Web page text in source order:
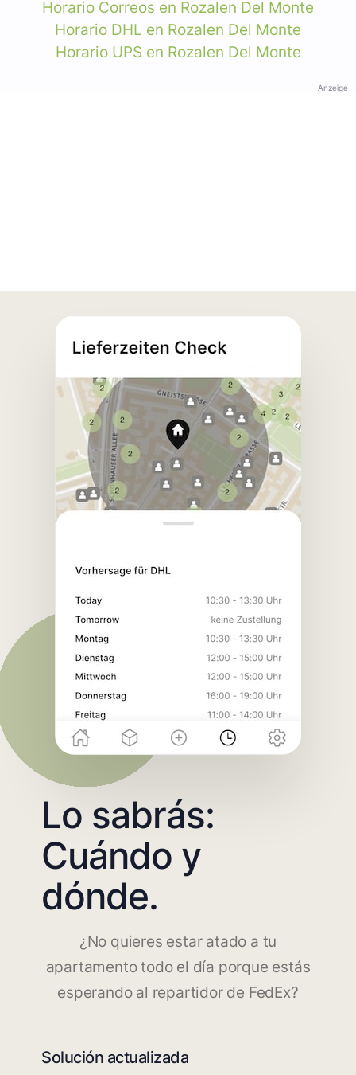
Horario Correos en Rozalen Del Monte
Horario DHL en Rozalen Del Monte
Horario UPS en Rozalen Del Monte
Anzeige
Lo sabrás:
Cuándo y
dónde.
¿No quieres estar atado a tu
apartamento todo el día porque estás
esperando al repartidor de FedEx?
Solución actualizada